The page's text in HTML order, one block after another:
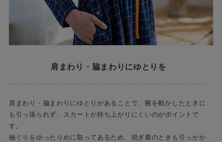
肩まわり・脇まわりにゆとりを
肩まわり・脇まわりにゆとりがあることで、腕を動かしたときに
も引っ張られず、スカートが持ち上がりにくいのがポイントで
す。
袖ぐりをゆったりめに取ってあるため、脱ぎ着のときも引っかか